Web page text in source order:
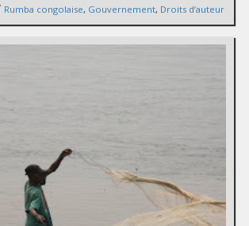
Rumba congolaise, Gouvernement, Droits d’auteur